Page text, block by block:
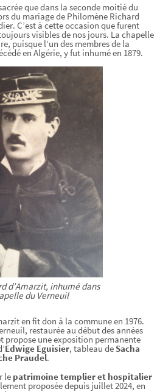
que dans la seconde moitié du
du mariage de Philomène Richard
C’est à cette occasion que furent
visibles de nos jours. La chapelle
puisque l’un des membres de la
en Algérie, y fut inhumé en 1879.
d’Amarzit, inhumé dans
du Verneuil
en fit don à la commune en 1976.
restaurée au début des années
propose une exposition permanente
Edwige Eguisier, tableau de Sacha
Praudel.
le patrimoine templier et hospitalier
proposée depuis juillet 2024, en